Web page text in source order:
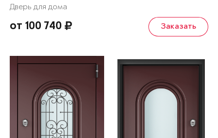
Дверь для дома
от 100 740 Заказать